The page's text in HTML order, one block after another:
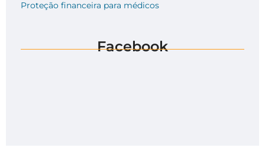
Proteção financeira para médicos
Facebook